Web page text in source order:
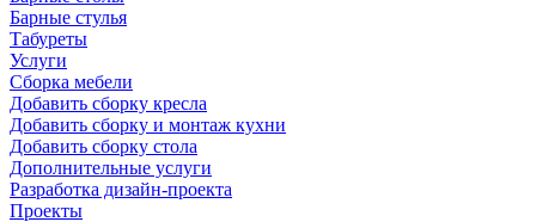
Барные стулья
Табуреты
Услуги
Сборка мебели
Добавить сборку кресла
Добавить сборку и монтаж кухни
Добавить сборку стола
Дополнительные услуги
Разработка дизайн-проекта
Проекты